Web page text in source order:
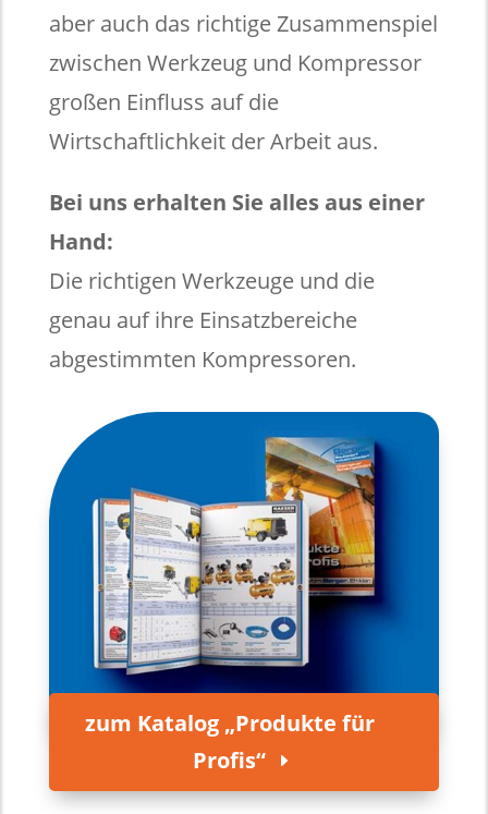
aber auch das richtige Zusammenspiel
zwischen Werkzeug und Kompressor
großen Einfluss auf die
Wirtschaftlichkeit der Arbeit aus.
Bei uns erhalten Sie alles aus einer
Hand:
Die richtigen Werkzeuge und die
genau auf ihre Einsatzbereiche
abgestimmten Kompressoren.
zum Katalog „Produkte für
Profis“